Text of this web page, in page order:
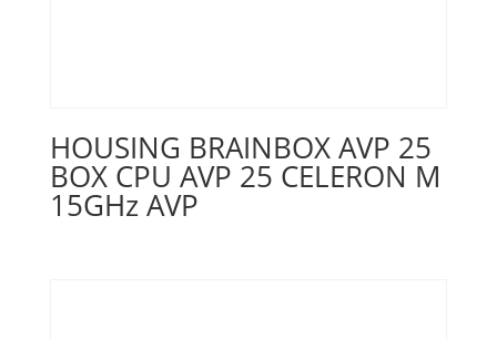
HOUSING BRAINBOX AVP 25
BOX CPU AVP 25 CELERON M
15GHz AVP